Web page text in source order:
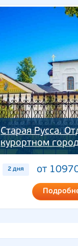
Старая Русса.
курортном
2 дня от